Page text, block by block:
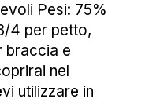
Pesi: 75%
4 per petto,
braccia e
nel
utilizzare in